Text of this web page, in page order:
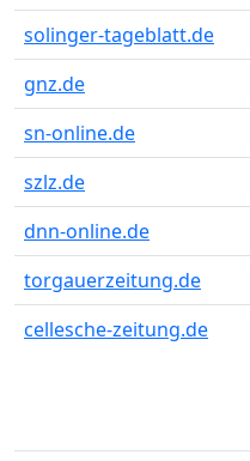
solinger-tageblatt.de
gnz.de
sn-online.de
szlz.de
dnn-online.de
torgauerzeitung.de
cellesche-zeitung.de